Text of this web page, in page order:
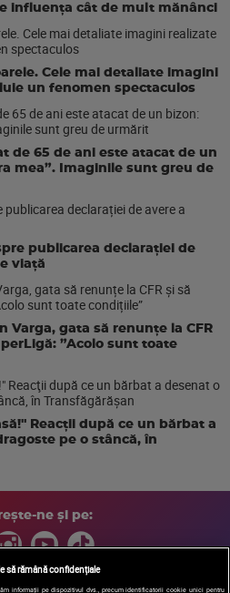
influența cât de mult mănânci
Cele mai detaliate imagini
un fenomen spectaculos
de 65 de ani este atacat de un
mea”. Imaginile sunt greu de
publicarea declarației de
viață
Varga, gata să renunțe la CFR
”Acolo sunt toate
Reacţii după ce un bărbat a
pe o stâncă, în
ne și pe:
să rămână confidențiale
informații pe dispozitivul dvs., precum identificatorii cookie unici pentru